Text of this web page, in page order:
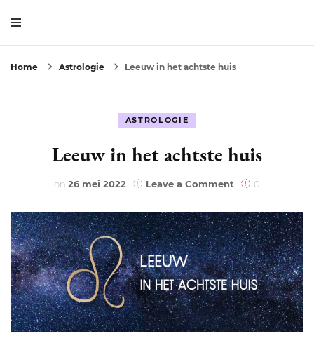
Home Astrologie Leeuw in het achtste huis
ASTROLOGIE
Leeuw in het achtste huis
on 26 mei 2022 Leave a Comment on
in
het
achtste
huis
0